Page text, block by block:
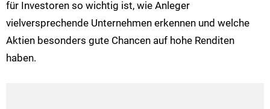
für Investoren so wichtig ist, wie Anleger
vielversprechende Unternehmen erkennen und welche
Aktien besonders gute Chancen auf hohe Renditen
haben.